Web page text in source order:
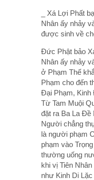
_ Xá Lợi Phất
Nhân ấy nhảy
được sinh về
Đức Phật bảo
Nhân ấy nhảy
ở Phạm Thế
Phạm cho đến
Đại Phạm, Kinh
Từ Tam Muội
đặt ra Ba La Đề
Người chẳng
là người phạm
phạm vào
thường uống
khi vị Tiên
như Kinh Di Lặc